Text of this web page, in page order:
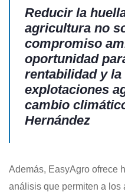
Reducir la
agricultura no
compromiso
oportunidad
rentabilidad y
explotaciones
cambio
Hernández
Además, EasyAgro ofrece
análisis que permiten a los